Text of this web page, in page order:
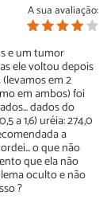
shop um absurdo
0 0
A sua avaliação:
e um tumor
ele voltou depois
em 2
em ambos) foi
dados do
a 1,6) uréia: 274,0
a
o que não
que ela não
oculto e não
?